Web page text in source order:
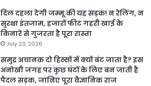
दिल दहला देगी जम्मू की यह सड़क! न रेलिंग, न
सुरक्षा इंतजाम, हजारों फीट गहरी खाई के
किनारे से गुजरता है पूरा रास्ता
July 23, 2026
समुद्र अचानक दो हिस्सों में क्यों बंट जाता है? इस
अनोखी जगह पर कुछ घंटों के लिए बन जाती है
पैदल सड़क, जानिए पूरा वैज्ञानिक राज